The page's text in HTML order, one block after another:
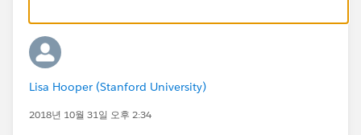
Lisa Hooper (Stanford University)
2018년 10월 31일 오후 2:34